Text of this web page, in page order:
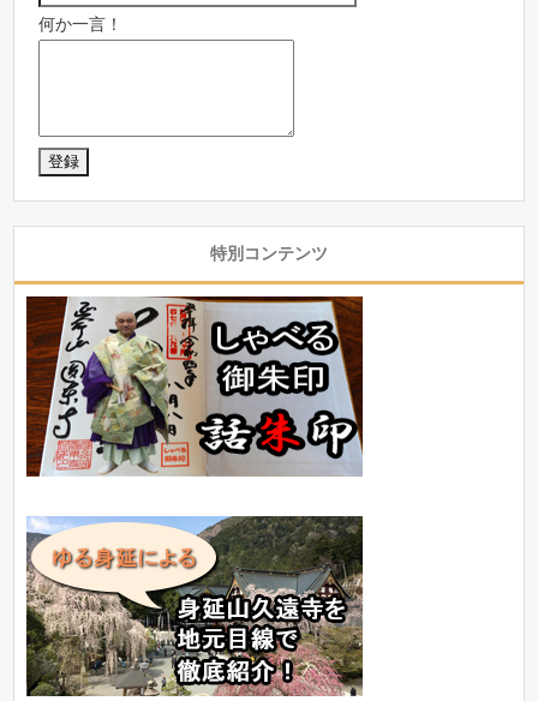
何か一言！
特別コンテンツ